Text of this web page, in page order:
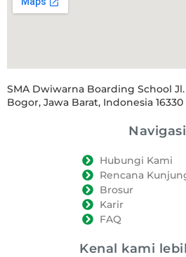
SMA Dwiwarna Boarding School
Bogor, Jawa Barat, Indonesia 16330
Navigasi
Hubungi Kami
Rencana
Brosur
Karir
FAQ
Kenal kami